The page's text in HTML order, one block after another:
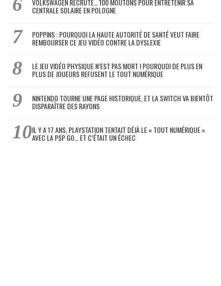
VOLKSWAGEN RECRUTE… 100 MOUTONS POUR ENTRETENIR SA
CENTRALE SOLAIRE EN POLOGNE
POPPINS : POURQUOI LA HAUTE AUTORITÉ DE SANTÉ VEUT FAIRE
REMBOURSER CE JEU VIDÉO CONTRE LA DYSLEXIE
LE JEU VIDÉO PHYSIQUE N’EST PAS MORT ! POURQUOI DE PLUS EN
PLUS DE JOUEURS REFUSENT LE TOUT NUMÉRIQUE
NINTENDO TOURNE UNE PAGE HISTORIQUE, ET LA SWITCH VA BIENTÔT
DISPARAÎTRE DES RAYONS
IL Y A 17 ANS, PLAYSTATION TENTAIT DÉJÀ LE « TOUT NUMÉRIQUE »
AVEC LA PSP GO… ET C’ÉTAIT UN ÉCHEC